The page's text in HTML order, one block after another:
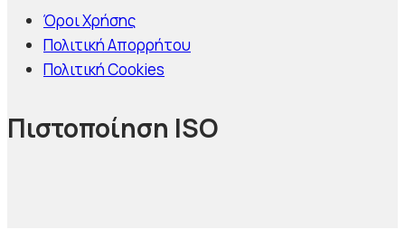
Όροι Χρήσης
Πολιτική Απορρήτου
Πολιτική Cookies
Πιστοποίηση ISO